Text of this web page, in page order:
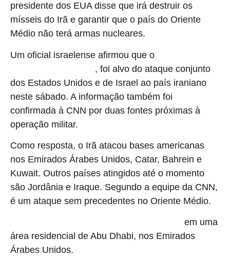
presidente dos EUA disse que irá destruir os
mísseis do Irã e garantir que o país do Oriente
Médio não terá armas nucleares.
Um oficial israelense afirmou que o
, foi alvo do ataque conjunto
dos Estados Unidos e de Israel ao país iraniano
neste sábado. A informação também foi
confirmada à CNN por duas fontes próximas à
operação militar.
Como resposta, o Irã atacou bases americanas
nos Emirados Árabes Unidos, Catar, Bahrein e
Kuwait. Outros países atingidos até o momento
são Jordânia e Iraque. Segundo a equipe da CNN,
é um ataque sem precedentes no Oriente Médio.
em uma
área residencial de Abu Dhabi, nos Emirados
Árabes Unidos.